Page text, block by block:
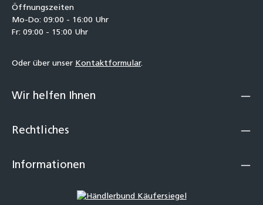
Öffnungszeiten
Mo-Do: 09:00 - 16:00 Uhr
Fr: 09:00 - 15:00 Uhr
Oder über unser Kontaktformular.
Wir helfen Ihnen
Rechtliches
Informationen